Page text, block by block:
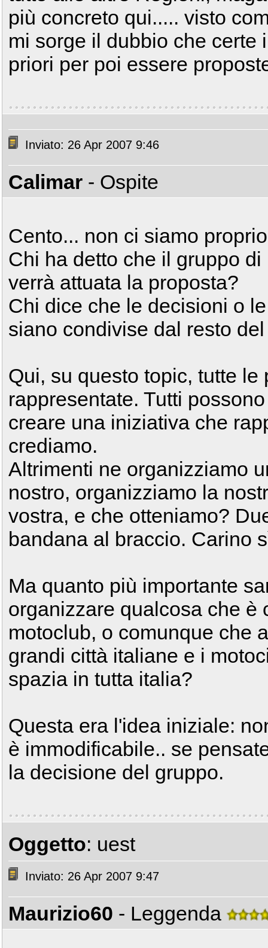
più concreto qui..... visto
mi sorge il dubbio che certe
priori per poi essere
Inviato: 26 Apr 2007 9:46
Calimar - Ospite
Cento... non ci siamo
Chi ha detto che il gruppo
verrà attuata la proposta?
Chi dice che le decisioni o
siano condivise dal resto
Qui, su questo topic, tutte
rappresentate. Tutti
creare una iniziativa che
crediamo.
Altrimenti ne organizziamo
nostro, organizziamo la
vostra, e che otteniamo?
bandana al braccio. Carino
Ma quanto più importante
organizzare qualcosa che è
motoclub, o comunque che
grandi città italiane e i
spazia in tutta italia?
Questa era l'idea iniziale:
è immodificabile.. se
la decisione del gruppo.
Oggetto: uest
Inviato: 26 Apr 2007 9:47
Maurizio60 - Leggenda